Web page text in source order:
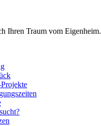
Ihren Traum vom Eigenheim.